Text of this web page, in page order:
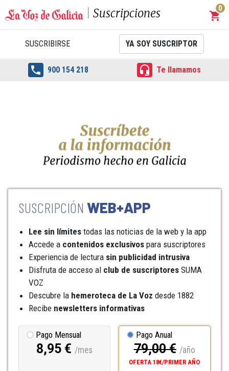
Suscripciones shopping_cart
0
SUSCRIBIRSE YA SOY SUSCRIPTOR
 900 154 218  Te llamamos
WEB+APP
Lee sin límites todas las noticias de la web y la app
Accede a contenidos exclusivos para suscriptores
Experiencia de lectura sin publicidad intrusiva
Disfruta de acceso al club de suscriptores SUMA
VOZ
Descubre la hemeroteca de La Voz desde 1882
Recibe newsletters informativas
Pago Mensual
8,95 € /mes
Pago Anual
79,00 € /año
OFERTA 18€/PRIMER AÑO